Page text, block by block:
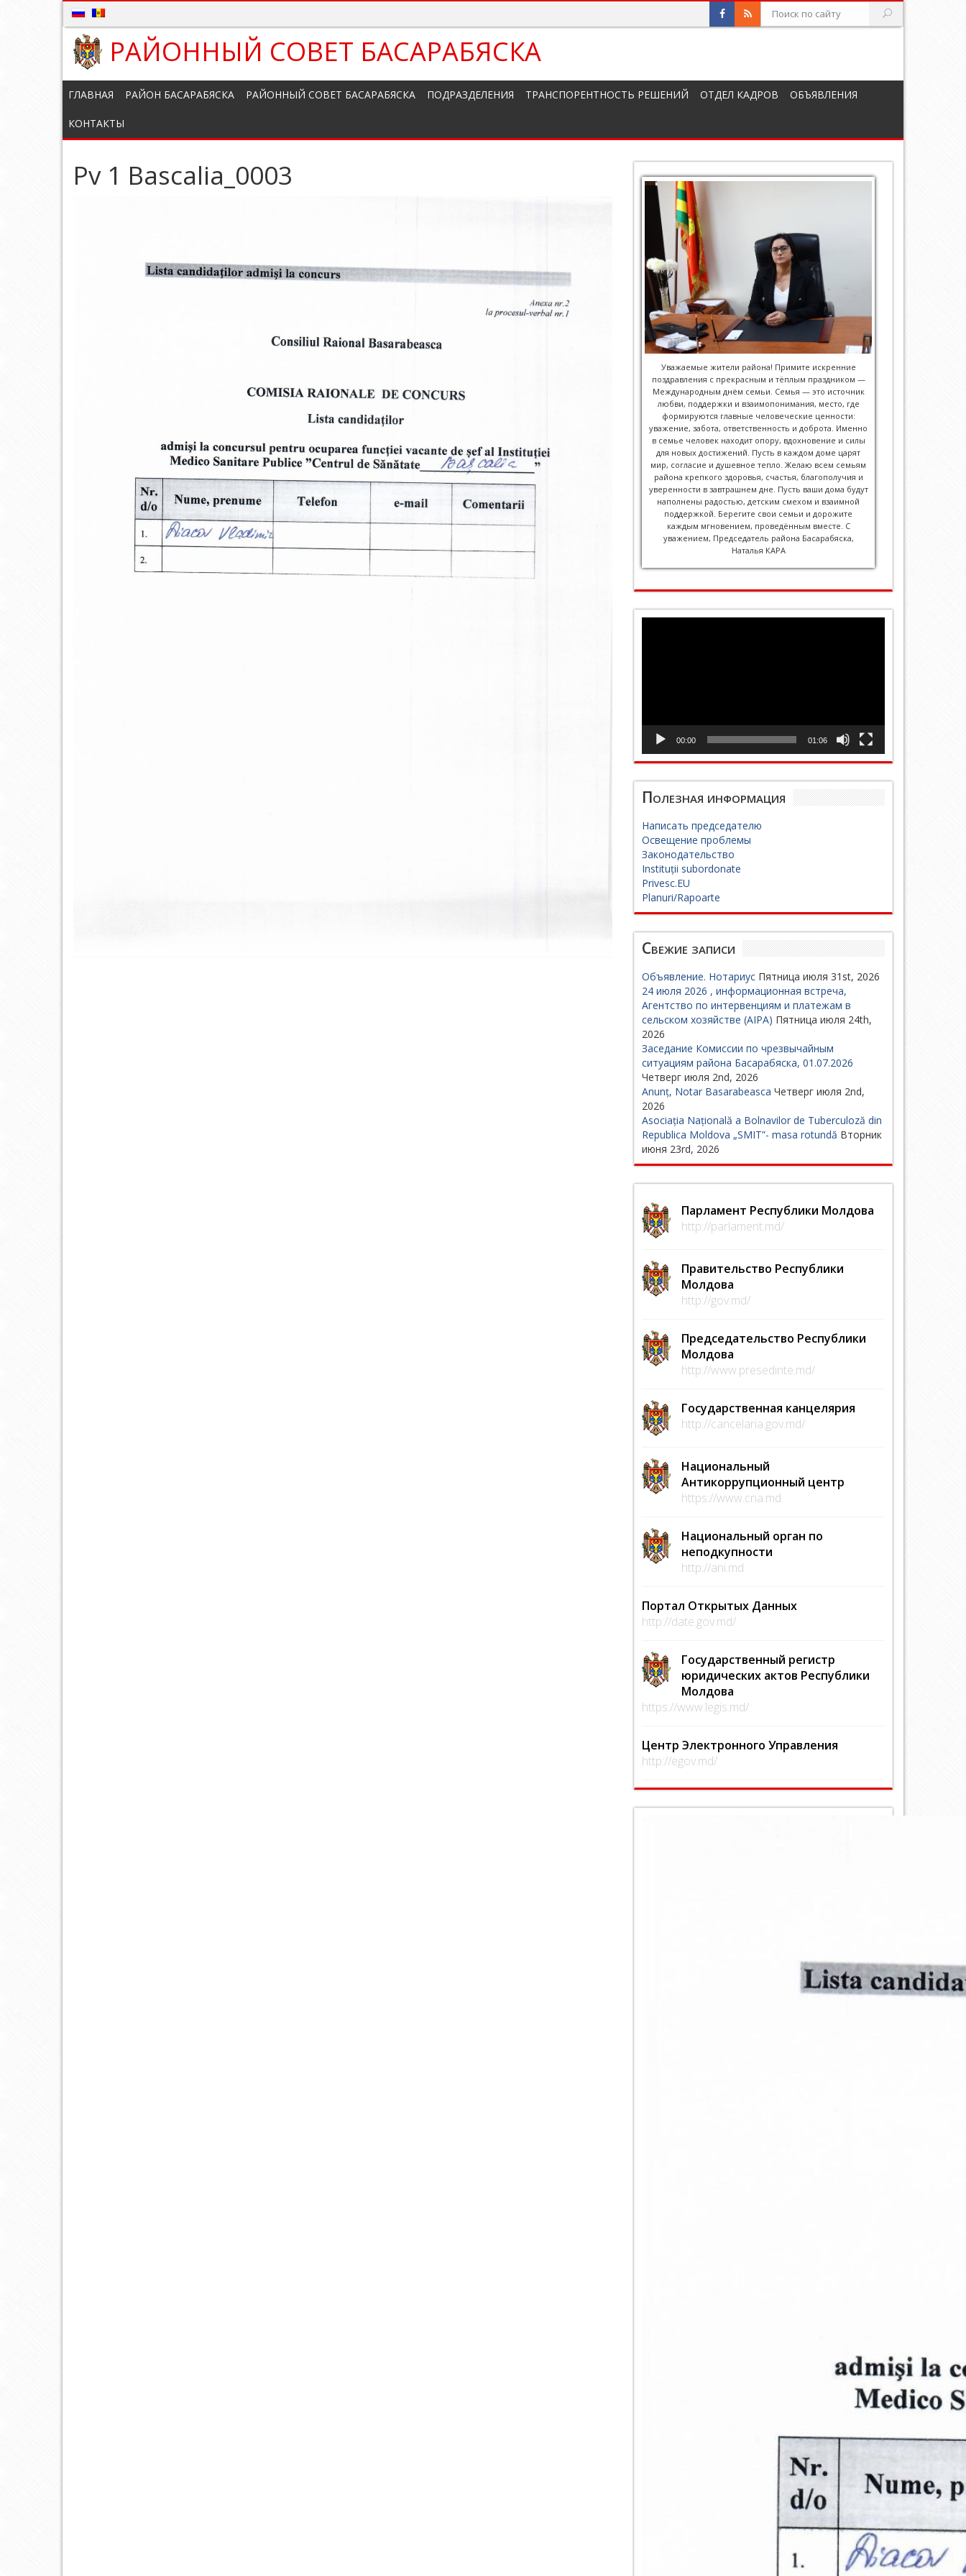
РАЙОННЫЙ СОВЕТ БАСАРАБЯСКА
ГЛАВНАЯ РАЙОН БАСАРАБЯСКА РАЙОННЫЙ СОВЕТ БАСАРАБЯСКА ПОДРАЗДЕЛЕНИЯ ТРАНСПОРЕНТНОСТЬ РЕШЕНИЙ ОТДЕЛ КАДРОВ ОБЪЯВЛЕНИЯ
КОНТАКТЫ
Pv 1 Bascalia_0003
Уважаемые жители района! Примите искренние
поздравления с прекрасным и тёплым праздником —
Международным днём семьи. Семья — это источник
любви, поддержки и взаимопонимания, место, где
формируются главные человеческие ценности:
уважение, забота, ответственность и доброта. Именно
в семье человек находит опору, вдохновение и силы
для новых достижений. Пусть в каждом доме царят
мир, согласие и душевное тепло. Желаю всем семьям
района крепкого здоровья, счастья, благополучия и
уверенности в завтрашнем дне. Пусть ваши дома будут
наполнены радостью, детским смехом и взаимной
поддержкой. Берегите свои семьи и дорожите
каждым мгновением, проведённым вместе. С
уважением, Председатель района Басарабяска,
Наталья КАРА
00:00 01:06
Полезная информация
Написать председателю
Освещение проблемы
Законодательство
Instituții subordonate
Privesc.EU
Planuri/Rapoarte
Свежие записи
Объявление. Нотариус Пятница июля 31st, 2026
24 июля 2026 , информационная встреча,
Агентство по интервенциям и платежам в
сельском хозяйстве (AIPA) Пятница июля 24th,
2026
Заседание Комиссии по чрезвычайным
ситуациям района Басарабяска, 01.07.2026
Четверг июля 2nd, 2026
Anunț, Notar Basarabeasca Четверг июля 2nd,
2026
Asociația Națională a Bolnavilor de Tuberculoză din
Republica Moldova „SMIT”- masa rotundă Вторник
июня 23rd, 2026
Парламент Республики Молдова
http://parlament.md/
Правительство Республики
Молдова
http://gov.md/
Председательство Республики
Молдова
http://www.presedinte.md/
Государственная канцелярия
http://cancelaria.gov.md/
Национальный
Антикоррупционный центр
https://www.cna.md
Национальный орган по
неподкупности
http://ani.md
Портал Открытых Данных
http://date.gov.md/
Государственный регистр
юридических актов Республики
Молдова
https://www.legis.md/
Центр Электронного Управления
http://egov.md/